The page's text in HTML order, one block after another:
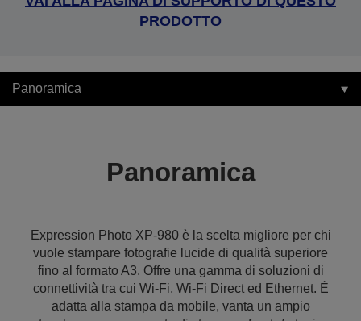
PRODOTTO
Panoramica
Panoramica
Expression Photo XP-980 è la scelta migliore per chi
vuole stampare fotografie lucide di qualità superiore
fino al formato A3. Offre una gamma di soluzioni di
connettività tra cui Wi-Fi, Wi-Fi Direct ed Ethernet. È
adatta alla stampa da mobile, vanta un ampio